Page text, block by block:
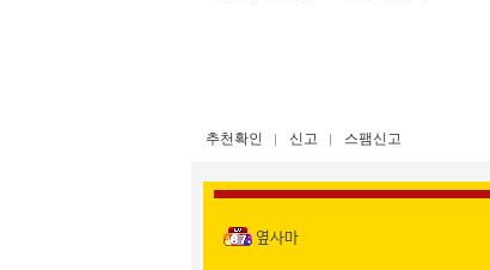
추천확인 신고 스팸신고
옆사마